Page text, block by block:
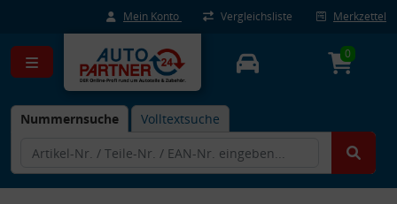
Mein Konto Vergleichsliste Merkzettel
Nummernsuche Volltextsuche
0